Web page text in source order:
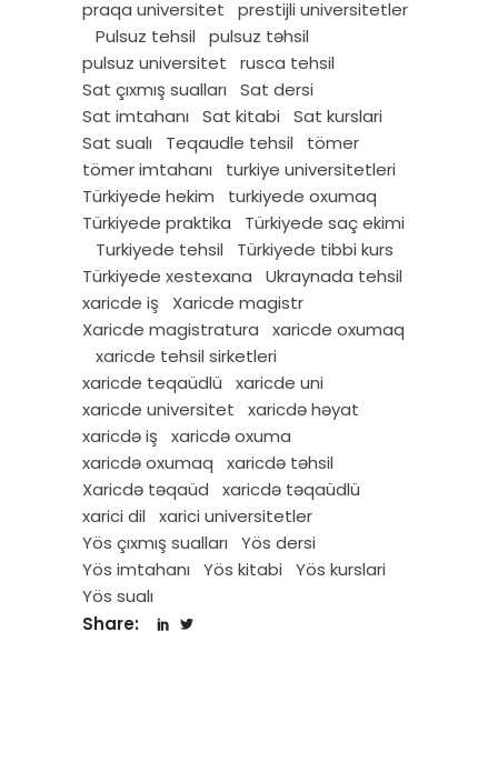
praqa universitet
prestijli universitetler
Pulsuz tehsil
pulsuz təhsil
pulsuz universitet
rusca tehsil
Sat çıxmış sualları
Sat dersi
Sat imtahanı
Sat kitabi
Sat kurslari
Sat sualı
Teqaudle tehsil
tömer
tömer imtahanı
turkiye universitetleri
Türkiyede hekim
turkiyede oxumaq
Türkiyede praktika
Türkiyede saç ekimi
Turkiyede tehsil
Türkiyede tibbi kurs
Türkiyede xestexana
Ukraynada tehsil
xaricde iş
Xaricde magistr
Xaricde magistratura
xaricde oxumaq
xaricde tehsil sirketleri
xaricde teqaüdlü
xaricde uni
xaricde universitet
xaricdə həyat
xaricdə iş
xaricdə oxuma
xaricdə oxumaq
xaricdə təhsil
Xaricdə təqaüd
xaricdə təqaüdlü
xarici dil
xarici universitetler
Yös çıxmış sualları
Yös dersi
Yös imtahanı
Yös kitabi
Yös kurslari
Yös sualı
Share: